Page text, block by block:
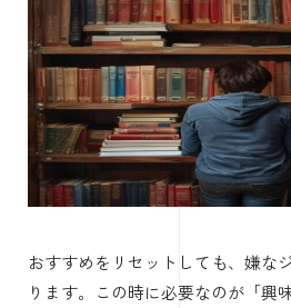
おすすめをリセットしても、嫌な
ります。この時に必要なのが「興